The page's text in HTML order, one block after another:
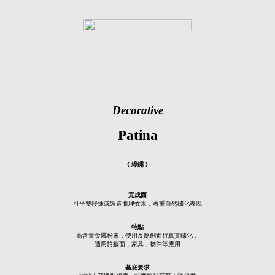
Decorative
Patina
{ 綠鏽 }
完成面
可平整鏝抹或製造肌理效果，著重自然鏽化表現
特點
高含量金屬粉末，使用反應劑進行真實鏽化，
適用於牆面，家具，物件等應用
基底要求